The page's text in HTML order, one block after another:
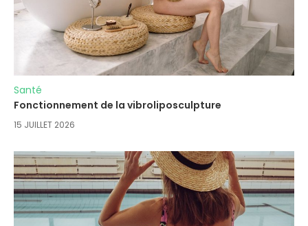
Santé
Fonctionnement de la vibroliposculpture
15 JUILLET 2026